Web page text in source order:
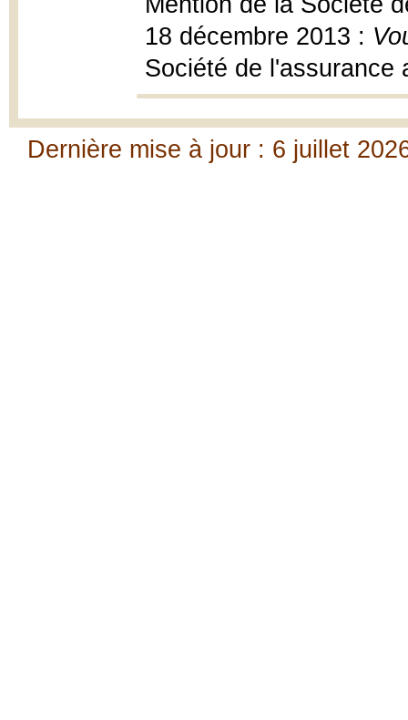
18 décembre 2013 :
Société de l'assurance
Dernière mise à jour : 6 juillet